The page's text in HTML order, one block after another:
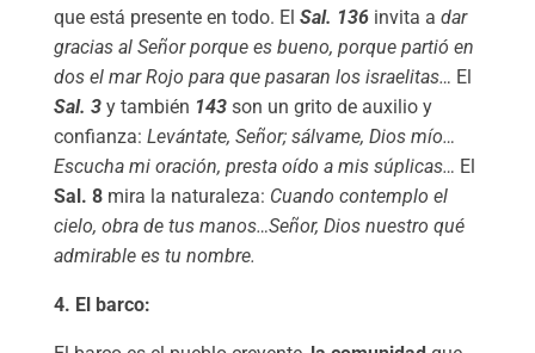
que está presente en todo. El Sal. 136invita a dar
gracias al Señor porque es bueno, porque partió en
dos el mar Rojo para que pasaran los israelitas… El
Sal. 3 y también 143son un grito de auxilio y
confianza: Levántate, Señor; sálvame, Dios mío…
Escucha mi oración, presta oído a mis súplicas… El
Sal. 8mira la naturaleza: Cuando contemplo el
cielo, obra de tus manos…Señor, Dios nuestro qué
admirable es tu nombre.
4. El barco: